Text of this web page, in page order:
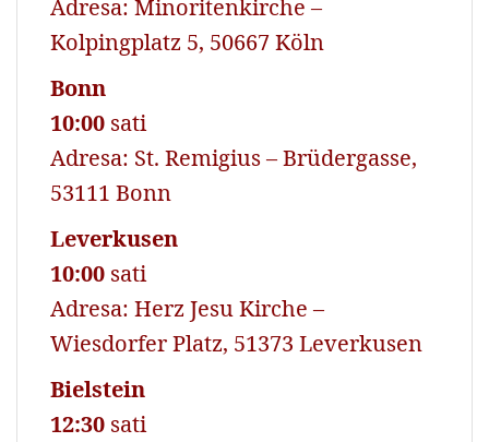
Adresa: Minoritenkirche –
Kolpingplatz 5, 50667 Köln
Bonn
10:00 sati
Adresa: St. Remigius – Brüdergasse,
53111 Bonn
Leverkusen
10:00 sati
Adresa: Herz Jesu Kirche –
Wiesdorfer Platz, 51373 Leverkusen
Bielstein
12:30 sati